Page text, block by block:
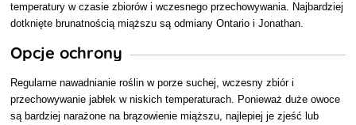
temperatury w czasie zbiorów i wczesnego przechowywania. Najbardziej
dotknięte brunatnością miąższu są odmiany Ontario i Jonathan.
Opcje ochrony
Regularne nawadnianie roślin w porze suchej, wczesny zbiór i
przechowywanie jabłek w niskich temperaturach. Ponieważ duże owoce
są bardziej narażone na brązowienie miąższu, najlepiej je zjeść lub